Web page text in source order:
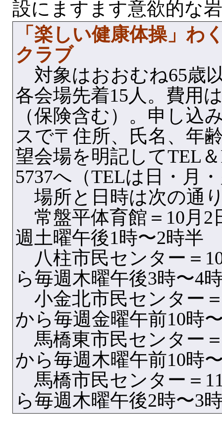
設にますます意欲的な
「楽しい健康体操」わ
クラブ
対象はおおむね65歳
各会場先着15人。費用
（保険含む）。申し込
スで〒住所、氏名、年
望会場を明記してTEL
5737へ（TELは日・月
場所と日時は次の通
常盤平体育館＝10月2
週土曜午後1時〜2時半
八柱市民センター＝
ら毎週木曜午後3時〜4
小金北市民センター
から毎週金曜午前10時
馬橋東市民センター
から毎週木曜午前10時
馬橋市民センター＝
ら毎週木曜午後2時〜3